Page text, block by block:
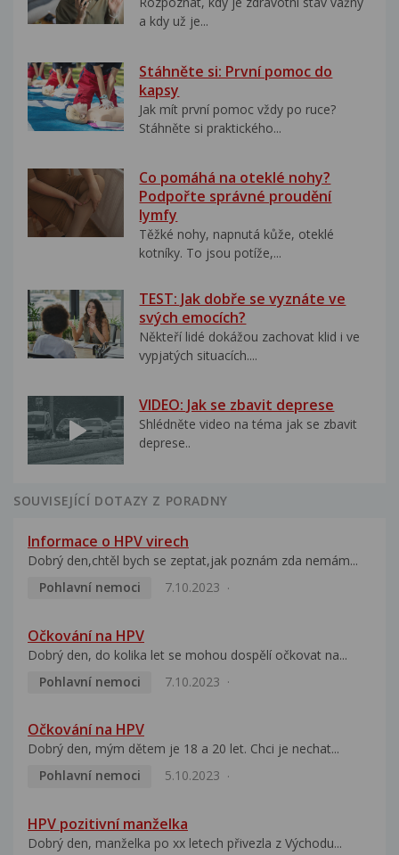
a kdy už je...
Stáhněte si: První pomoc do
kapsy
Jak mít první pomoc vždy po ruce?
Stáhněte si praktického...
Co pomáhá na oteklé nohy?
Podpořte správné proudění
lymfy
Těžké nohy, napnutá kůže, oteklé
kotníky. To jsou potíže,...
TEST: Jak dobře se vyznáte ve
svých emocích?
Někteří lidé dokážou zachovat klid i ve
vypjatých situacích....
VIDEO: Jak se zbavit deprese
Shlédněte video na téma jak se zbavit
deprese..
SOUVISEJÍCÍ DOTAZY Z PORADNY
Informace o HPV virech
Dobrý den,chtěl bych se zeptat,jak poznám zda nemám...
Pohlavní nemoci
7.10.2023
Očkování na HPV
Dobrý den, do kolika let se mohou dospělí očkovat na...
Pohlavní nemoci
7.10.2023
Očkování na HPV
Dobrý den, mým dětem je 18 a 20 let. Chci je nechat...
Pohlavní nemoci
5.10.2023
HPV pozitivní manželka
Dobrý den, manželka po xx letech přivezla z Východu...